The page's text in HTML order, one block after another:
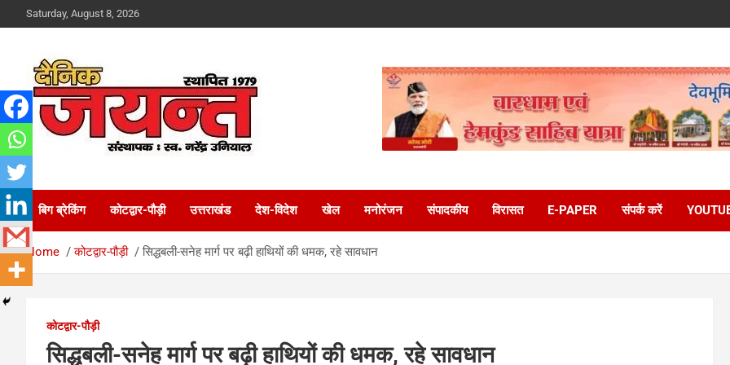
to
Saturday, August 8, 2026
Dainik Jayant
बिग ब्रेकिंग कोटद्वार-पौड़ी उत्तराखंड देश-विदेश खेल मनोरंजन संपादकीय विरासत E-PAPER संपर्क करें
Home कोटद्वार-पौड़ी सिद्धबली-सनेह मार्ग पर बढ़ी हाथियों की धमक, रहे सावधान
कोटद्वार-पौड़ी
सिद्धबली-सनेह मार्ग पर बढ़ी हाथियों की धमक, रहे सावधान